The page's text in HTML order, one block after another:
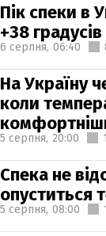
Пік спеки в
+38 градусів
6 серпня, 06:40
На Україну
коли
5 серпня, 20:00
Спека не
опуститься
5 серпня, 08:00